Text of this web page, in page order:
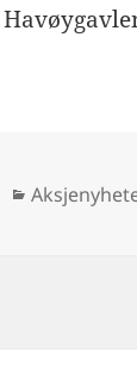
Categories